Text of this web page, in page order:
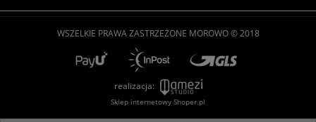
WSZELKIE PRAWA ZASTRZEŻONE MOROWO © 2018
realizacja:
Sklep internetowy Shoper.pl